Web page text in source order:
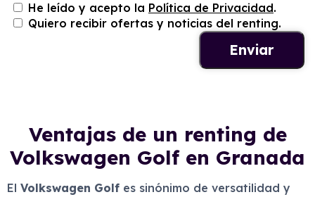
He leído y acepto la Política de Privacidad.
Quiero recibir ofertas y noticias del renting.
Ventajas de un renting de
Volkswagen Golf en Granada
El Volkswagen Golf es sinónimo de versatilidad y